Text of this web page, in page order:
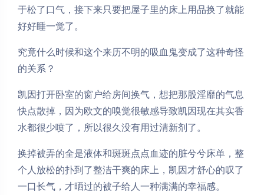
于松了口气，接下来只要把屋子里的床上用品换了就能
好好睡一觉了。
究竟什么时候和这个来历不明的吸血鬼变成了这种奇怪
的关系？
凯因打开卧室的窗户给房间换气，想把那股淫靡的气息
快点散掉，因为欧文的嗅觉很敏感导致凯因现在其实香
水都很少喷了，所以很久没有用过清新剂了。
换掉被弄的全是液体和斑斑点点血迹的脏兮兮床单，整
个人放松的扑到了整洁干爽的床上，凯因才舒心的叹了
一口长气，才晒过的被子给人一种满满的幸福感。